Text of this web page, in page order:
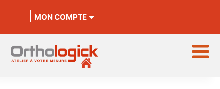
MON COMPTE